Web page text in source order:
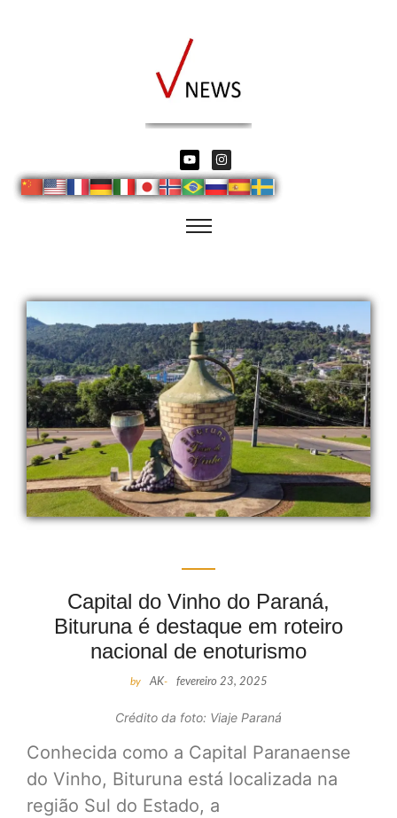
Capital do Vinho do Paraná,
Bituruna é destaque em roteiro
nacional de enoturismo
by AK- fevereiro 23, 2025
Crédito da foto: Viaje Paraná
Conhecida como a Capital Paranaense
do Vinho, Bituruna está localizada na
região Sul do Estado, a